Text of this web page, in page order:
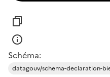
Schéma:
datagouv/schema-declaration-